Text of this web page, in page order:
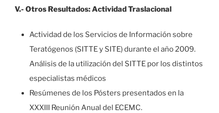
V.- Otros Resultados: Actividad Traslacional
Actividad de los Servicios de Información sobre
Teratógenos (SITTE y SITE) durante el año 2009.
Análisis de la utilización del SITTE por los distintos
especialistas médicos
Resúmenes de los Pósters presentados en la
XXXIII Reunión Anual del ECEMC.